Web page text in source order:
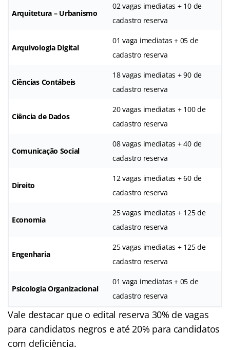
Arquitetura – Urbanismo
02 vagas imediatas + 10 de
cadastro reserva
Arquivologia Digital
01 vaga imediatas + 05 de
cadastro reserva
Ciências Contábeis
18 vagas imediatas + 90 de
cadastro reserva
Ciência de Dados
20 vagas imediatas + 100 de
cadastro reserva
Comunicação Social
08 vagas imediatas + 40 de
cadastro reserva
Direito
12 vagas imediatas + 60 de
cadastro reserva
Economia
25 vagas imediatas + 125 de
cadastro reserva
Engenharia
25 vagas imediatas + 125 de
cadastro reserva
Psicologia Organizacional
01 vaga imediatas + 05 de
cadastro reserva
Vale destacar que o edital reserva 30% de vagas
para candidatos negros e até 20% para candidatos
com deficiência.